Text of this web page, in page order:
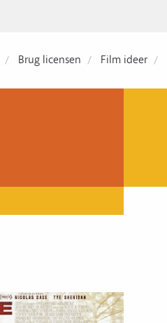
Brug licensen Film ideer